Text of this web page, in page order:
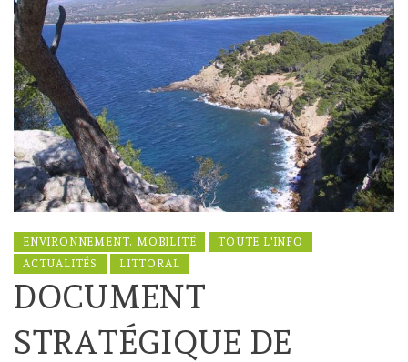
ENVIRONNEMENT, MOBILITÉ
TOUTE L'INFO
ACTUALITÉS
LITTORAL
DOCUMENT
STRATÉGIQUE DE